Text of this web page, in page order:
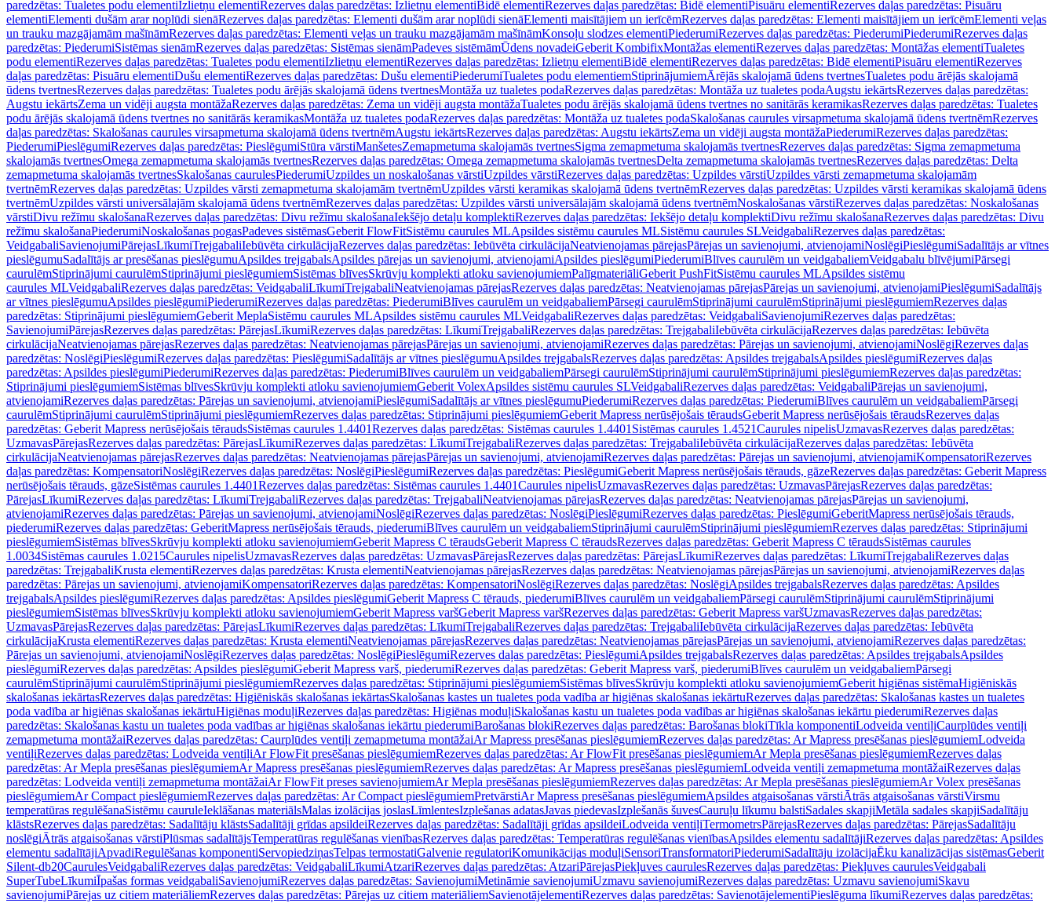
paredzētas: Tualetes podu elementiIzlietņu elementiRezerves daļas paredzētas: Izlietņu elementiBidē elementiRezerves daļas paredzētas: Bidē elementiPisuāru elementiRezerves daļas paredzētas: Pisuāru
elementiElementi dušām arar noplūdi sienāRezerves daļas paredzētas: Elementi dušām arar noplūdi sienāElementi maisītājiem un ierīcēmRezerves daļas paredzētas: Elementi maisītājiem un ierīcēmElementi veļas
un trauku mazgājamām mašīnāmRezerves daļas paredzētas: Elementi veļas un trauku mazgājamām mašīnāmKonsoļu slodzes elementiPiederumiRezerves daļas paredzētas: PiederumiPiederumiRezerves daļas
paredzētas: PiederumiSistēmas sienāmRezerves daļas paredzētas: Sistēmas sienāmPadeves sistēmāmŪdens novadeiGeberit KombifixMontāžas elementiRezerves daļas paredzētas: Montāžas elementiTualetes
podu elementiRezerves daļas paredzētas: Tualetes podu elementiIzlietņu elementiRezerves daļas paredzētas: Izlietņu elementiBidē elementiRezerves daļas paredzētas: Bidē elementiPisuāru elementiRezerves
daļas paredzētas: Pisuāru elementiDušu elementiRezerves daļas paredzētas: Dušu elementiPiederumiTualetes podu elementiemStiprinājumiemĀrējās skalojamā ūdens tvertnesTualetes podu ārējās skalojamā
ūdens tvertnesRezerves daļas paredzētas: Tualetes podu ārējās skalojamā ūdens tvertnesMontāža uz tualetes podaRezerves daļas paredzētas: Montāža uz tualetes podaAugstu iekārtsRezerves daļas paredzētas:
Augstu iekārtsZema un vidēji augsta montāžaRezerves daļas paredzētas: Zema un vidēji augsta montāžaTualetes podu ārējās skalojamā ūdens tvertnes no sanitārās keramikasRezerves daļas paredzētas: Tualetes
podu ārējās skalojamā ūdens tvertnes no sanitārās keramikasMontāža uz tualetes podaRezerves daļas paredzētas: Montāža uz tualetes podaSkalošanas caurules virsapmetuma skalojamā ūdens tvertnēmRezerves
daļas paredzētas: Skalošanas caurules virsapmetuma skalojamā ūdens tvertnēmAugstu iekārtsRezerves daļas paredzētas: Augstu iekārtsZema un vidēji augsta montāžaPiederumiRezerves daļas paredzētas:
PiederumiPieslēgumiRezerves daļas paredzētas: PieslēgumiStūra vārstiManšetesZemapmetuma skalojamās tvertnesSigma zemapmetuma skalojamās tvertnesRezerves daļas paredzētas: Sigma zemapmetuma
skalojamās tvertnesOmega zemapmetuma skalojamās tvertnesRezerves daļas paredzētas: Omega zemapmetuma skalojamās tvertnesDelta zemapmetuma skalojamās tvertnesRezerves daļas paredzētas: Delta
zemapmetuma skalojamās tvertnesSkalošanas caurulesPiederumiUzpildes un noskalošanas vārstiUzpildes vārstiRezerves daļas paredzētas: Uzpildes vārstiUzpildes vārsti zemapmetuma skalojamām
tvertnēmRezerves daļas paredzētas: Uzpildes vārsti zemapmetuma skalojamām tvertnēmUzpildes vārsti keramikas skalojamā ūdens tvertnēmRezerves daļas paredzētas: Uzpildes vārsti keramikas skalojamā ūdens
tvertnēmUzpildes vārsti universālajām skalojamā ūdens tvertnēmRezerves daļas paredzētas: Uzpildes vārsti universālajām skalojamā ūdens tvertnēmNoskalošanas vārstiRezerves daļas paredzētas: Noskalošanas
vārstiDivu režīmu skalošanaRezerves daļas paredzētas: Divu režīmu skalošanaIekšējo detaļu komplektiRezerves daļas paredzētas: Iekšējo detaļu komplektiDivu režīmu skalošanaRezerves daļas paredzētas: Divu
režīmu skalošanaPiederumiNoskalošanas pogasPadeves sistēmasGeberit FlowFitSistēmu caurules MLApsildes sistēmu caurules MLSistēmu caurules SLVeidgabaliRezerves daļas paredzētas:
VeidgabaliSavienojumiPārejasLīkumiTrejgabaliIebūvēta cirkulācijaRezerves daļas paredzētas: Iebūvēta cirkulācijaNeatvienojamas pārejasPārejas un savienojumi, atvienojamiNoslēgiPieslēgumiSadalītājs ar vītnes
pieslēgumuSadalītājs ar presēšanas pieslēgumuApsildes trejgabalsApsildes pārejas un savienojumi, atvienojamiApsildes pieslēgumiPiederumiBlīves caurulēm un veidgabaliemVeidgabalu blīvējumiPārsegi
caurulēmStiprinājumi caurulēmStiprinājumi pieslēgumiemSistēmas blīvesSkrūvju komplekti atloku savienojumiemPalīgmateriāliGeberit PushFitSistēmu caurules MLApsildes sistēmu
caurules MLVeidgabaliRezerves daļas paredzētas: VeidgabaliLīkumiTrejgabaliNeatvienojamas pārejasRezerves daļas paredzētas: Neatvienojamas pārejasPārejas un savienojumi, atvienojamiPieslēgumiSadalītājs
ar vītnes pieslēgumuApsildes pieslēgumiPiederumiRezerves daļas paredzētas: PiederumiBlīves caurulēm un veidgabaliemPārsegi caurulēmStiprinājumi caurulēmStiprinājumi pieslēgumiemRezerves daļas
paredzētas: Stiprinājumi pieslēgumiemGeberit MeplaSistēmu caurules MLApsildes sistēmu caurules MLVeidgabaliRezerves daļas paredzētas: VeidgabaliSavienojumiRezerves daļas paredzētas:
SavienojumiPārejasRezerves daļas paredzētas: PārejasLīkumiRezerves daļas paredzētas: LīkumiTrejgabaliRezerves daļas paredzētas: TrejgabaliIebūvēta cirkulācijaRezerves daļas paredzētas: Iebūvēta
cirkulācijaNeatvienojamas pārejasRezerves daļas paredzētas: Neatvienojamas pārejasPārejas un savienojumi, atvienojamiRezerves daļas paredzētas: Pārejas un savienojumi, atvienojamiNoslēgiRezerves daļas
paredzētas: NoslēgiPieslēgumiRezerves daļas paredzētas: PieslēgumiSadalītājs ar vītnes pieslēgumuApsildes trejgabalsRezerves daļas paredzētas: Apsildes trejgabalsApsildes pieslēgumiRezerves daļas
paredzētas: Apsildes pieslēgumiPiederumiRezerves daļas paredzētas: PiederumiBlīves caurulēm un veidgabaliemPārsegi caurulēmStiprinājumi caurulēmStiprinājumi pieslēgumiemRezerves daļas paredzētas:
Stiprinājumi pieslēgumiemSistēmas blīvesSkrūvju komplekti atloku savienojumiemGeberit VolexApsildes sistēmu caurules SLVeidgabaliRezerves daļas paredzētas: VeidgabaliPārejas un savienojumi,
atvienojamiRezerves daļas paredzētas: Pārejas un savienojumi, atvienojamiPieslēgumiSadalītājs ar vītnes pieslēgumuPiederumiRezerves daļas paredzētas: PiederumiBlīves caurulēm un veidgabaliemPārsegi
caurulēmStiprinājumi caurulēmStiprinājumi pieslēgumiemRezerves daļas paredzētas: Stiprinājumi pieslēgumiemGeberit Mapress nerūsējošais tēraudsGeberit Mapress nerūsējošais tēraudsRezerves daļas
paredzētas: Geberit Mapress nerūsējošais tēraudsSistēmas caurules 1.4401Rezerves daļas paredzētas: Sistēmas caurules 1.4401 Sistēmas caurules 1.4521Caurules nipelisUzmavasRezerves daļas paredzētas:
UzmavasPārejasRezerves daļas paredzētas: PārejasLīkumiRezerves daļas paredzētas: LīkumiTrejgabaliRezerves daļas paredzētas: TrejgabaliIebūvēta cirkulācijaRezerves daļas paredzētas: Iebūvēta
cirkulācijaNeatvienojamas pārejasRezerves daļas paredzētas: Neatvienojamas pārejasPārejas un savienojumi, atvienojamiRezerves daļas paredzētas: Pārejas un savienojumi, atvienojamiKompensatoriRezerves
daļas paredzētas: KompensatoriNoslēgiRezerves daļas paredzētas: NoslēgiPieslēgumiRezerves daļas paredzētas: PieslēgumiGeberit Mapress nerūsējošais tērauds, gāzeRezerves daļas paredzētas: Geberit Mapress
nerūsējošais tērauds, gāzeSistēmas caurules 1.4401Rezerves daļas paredzētas: Sistēmas caurules 1.4401Caurules nipelisUzmavasRezerves daļas paredzētas: UzmavasPārejasRezerves daļas paredzētas:
PārejasLīkumiRezerves daļas paredzētas: LīkumiTrejgabaliRezerves daļas paredzētas: TrejgabaliNeatvienojamas pārejasRezerves daļas paredzētas: Neatvienojamas pārejasPārejas un savienojumi,
atvienojamiRezerves daļas paredzētas: Pārejas un savienojumi, atvienojamiNoslēgiRezerves daļas paredzētas: NoslēgiPieslēgumiRezerves daļas paredzētas: PieslēgumiGeberitMapress nerūsējošais tērauds,
piederumiRezerves daļas paredzētas: GeberitMapress nerūsējošais tērauds, piederumiBlīves caurulēm un veidgabaliemStiprinājumi caurulēmStiprinājumi pieslēgumiemRezerves daļas paredzētas: Stiprinājumi
pieslēgumiemSistēmas blīvesSkrūvju komplekti atloku savienojumiemGeberit Mapress C tēraudsGeberit Mapress C tēraudsRezerves daļas paredzētas: Geberit Mapress C tēraudsSistēmas caurules
1.0034Sistēmas caurules 1.0215Caurules nipelisUzmavasRezerves daļas paredzētas: UzmavasPārejasRezerves daļas paredzētas: PārejasLīkumiRezerves daļas paredzētas: LīkumiTrejgabaliRezerves daļas
paredzētas: TrejgabaliKrusta elementiRezerves daļas paredzētas: Krusta elementiNeatvienojamas pārejasRezerves daļas paredzētas: Neatvienojamas pārejasPārejas un savienojumi, atvienojamiRezerves daļas
paredzētas: Pārejas un savienojumi, atvienojamiKompensatoriRezerves daļas paredzētas: KompensatoriNoslēgiRezerves daļas paredzētas: NoslēgiApsildes trejgabalsRezerves daļas paredzētas: Apsildes
trejgabalsApsildes pieslēgumiRezerves daļas paredzētas: Apsildes pieslēgumiGeberit Mapress C tērauds, piederumiBlīves caurulēm un veidgabaliemPārsegi caurulēmStiprinājumi caurulēmStiprinājumi
pieslēgumiemSistēmas blīvesSkrūvju komplekti atloku savienojumiemGeberit Mapress varšGeberit Mapress varšRezerves daļas paredzētas: Geberit Mapress varšUzmavasRezerves daļas paredzētas:
UzmavasPārejasRezerves daļas paredzētas: PārejasLīkumiRezerves daļas paredzētas: LīkumiTrejgabaliRezerves daļas paredzētas: TrejgabaliIebūvēta cirkulācijaRezerves daļas paredzētas: Iebūvēta
cirkulācijaKrusta elementiRezerves daļas paredzētas: Krusta elementiNeatvienojamas pārejasRezerves daļas paredzētas: Neatvienojamas pārejasPārejas un savienojumi, atvienojamiRezerves daļas paredzētas:
Pārejas un savienojumi, atvienojamiNoslēgiRezerves daļas paredzētas: NoslēgiPieslēgumiRezerves daļas paredzētas: PieslēgumiApsildes trejgabalsRezerves daļas paredzētas: Apsildes trejgabalsApsildes
pieslēgumiRezerves daļas paredzētas: Apsildes pieslēgumiGeberit Mapress varš, piederumiRezerves daļas paredzētas: Geberit Mapress varš, piederumiBlīves caurulēm un veidgabaliemPārsegi
caurulēmStiprinājumi caurulēmStiprinājumi pieslēgumiemRezerves daļas paredzētas: Stiprinājumi pieslēgumiemSistēmas blīvesSkrūvju komplekti atloku savienojumiemGeberit higiēnas sistēmaHigiēniskās
skalošanas iekārtasRezerves daļas paredzētas: Higiēniskās skalošanas iekārtasSkalošanas kastes un tualetes poda vadība ar higiēnas skalošanas iekārtuRezerves daļas paredzētas: Skalošanas kastes un tualetes
poda vadība ar higiēnas skalošanas iekārtuHigiēnas moduļiRezerves daļas paredzētas: Higiēnas moduļiSkalošanas kastu un tualetes poda vadības ar higiēnas skalošanas iekārtu piederumiRezerves daļas
paredzētas: Skalošanas kastu un tualetes poda vadības ar higiēnas skalošanas iekārtu piederumiBarošanas blokiRezerves daļas paredzētas: Barošanas blokiTīkla komponentiLodveida ventiļiCaurplūdes ventiļi
zemapmetuma montāžaiRezerves daļas paredzētas: Caurplūdes ventiļi zemapmetuma montāžaiAr Mapress presēšanas pieslēgumiemRezerves daļas paredzētas: Ar Mapress presēšanas pieslēgumiemLodveida
ventiļiRezerves daļas paredzētas: Lodveida ventiļiAr FlowFit presēšanas pieslēgumiemRezerves daļas paredzētas: Ar FlowFit presēšanas pieslēgumiemAr Mepla presēšanas pieslēgumiemRezerves daļas
paredzētas: Ar Mepla presēšanas pieslēgumiemAr Mapress presēšanas pieslēgumiemRezerves daļas paredzētas: Ar Mapress presēšanas pieslēgumiemLodveida ventiļi zemapmetuma montāžaiRezerves daļas
paredzētas: Lodveida ventiļi zemapmetuma montāžaiAr FlowFit preses savienojumiemAr Mepla presēšanas pieslēgumiemRezerves daļas paredzētas: Ar Mepla presēšanas pieslēgumiemAr Volex presēšanas
pieslēgumiemAr Compact pieslēgumiemRezerves daļas paredzētas: Ar Compact pieslēgumiemPretvārstiAr Mapress presēšanas pieslēgumiemApsildes atgaisošanas vārstiĀtrās atgaisošanas vārstiVirsmu
temperatūras regulēšanaSistēmu cauruleIeklāšanas materiālsMalas izolācijas joslasLīmlentesIzplešanas adatasJavas piedevasIzplešanās šuvesCauruļu līkumu balstiSadales skapjiMetāla sadales skapjiSadalītāju
klāstsRezerves daļas paredzētas: Sadalītāju klāstsSadalītāji grīdas apsildeiRezerves daļas paredzētas: Sadalītāji grīdas apsildeiLodveida ventiļiTermometrsPārejasRezerves daļas paredzētas: PārejasSadalītāju
noslēgiĀtrās atgaisošanas vārstiPlūsmas sadalītājsTemperatūras regulēšanas vienībasRezerves daļas paredzētas: Temperatūras regulēšanas vienībasApsildes elementu sadalītājiRezerves daļas paredzētas: Apsildes
elementu sadalītājiApvadiRegulēšanas komponentiServopiedziņasTelpas termostatiGalvenie regulatoriKomunikācijas moduļiSensoriTransformatoriPiederumiSadalītāju izolācijaĒku kanalizācijas sistēmasGeberit
Silent-db20CaurulesVeidgabaliRezerves daļas paredzētas: VeidgabaliLīkumiAtzariRezerves daļas paredzētas: AtzariPārejasPiekļuves caurulesRezerves daļas paredzētas: Piekļuves caurulesVeidgabali
SuperTubeLīkumiĪpašas formas veidgabaliSavienojumiRezerves daļas paredzētas: SavienojumiMetināmie savienojumiUzmavu savienojumiRezerves daļas paredzētas: Uzmavu savienojumiSkavu
savienojumiPārejas uz citiem materiāliemRezerves daļas paredzētas: Pārejas uz citiem materiāliemSavienotājelementiRezerves daļas paredzētas: SavienotājelementiPieslēguma līkumiRezerves daļas paredzētas: